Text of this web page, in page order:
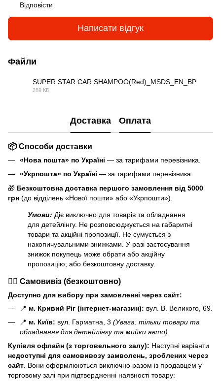
Відповісти
Написати відгук
Файли
SUPER STAR CAR SHAMPOO(Red)_MSDS_EN_BP
289 КБ
Доставка Оплата
📦 Способи доставки
«Нова пошта» по Україні — за тарифами перевізника.
«Укрпошта» по Україні — за тарифами перевізника.
🎁 Безкоштовна доставка першого замовлення від 5000
грн (до відділень «Нової пошти» або «Укрпошти»).
Умови: Діє виключно для товарів та обладнання
для детейлінгу. Не розповсюджується на габаритні
товари та акційні пропозиції. Не сумується з
накопичувальними знижками. У разі застосування
знижок покупець може обрати або акційну
пропозицію, або безкоштовну доставку.
🏃‍♂️ Самовивіз (безкоштовно)
Доступно для вибору при замовленні через сайт:
📍 м. Кривий Ріг (інтернет-магазин): вул. В. Великого, 69.
📍 м. Київ: вул. Гарматна, 3 (Увага: тільки товари та
обладнання для детейлінгу та мийки авто)
Купівля офлайн (з торговельного залу): Наступні варіанти
недоступні для самовивозу замволень, зроблених через
сайт. Вони оформлюються виключно разом із продавцем у
торговому залі при підтвердженні наявності товару: